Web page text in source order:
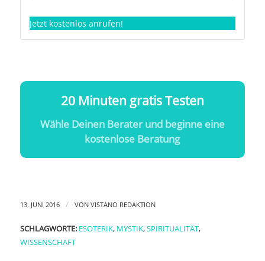
Jetzt kostenlos anrufen!
20 Minuten gratis Testen
Wähle Deinen Berater und beginne eine
kostenlose Beratung
13. JUNI 2016 / VON VISTANO REDAKTION
SCHLAGWORTE: ESOTERIK, MYSTIK,SPIRITUALITÄT,
WISSENSCHAFT